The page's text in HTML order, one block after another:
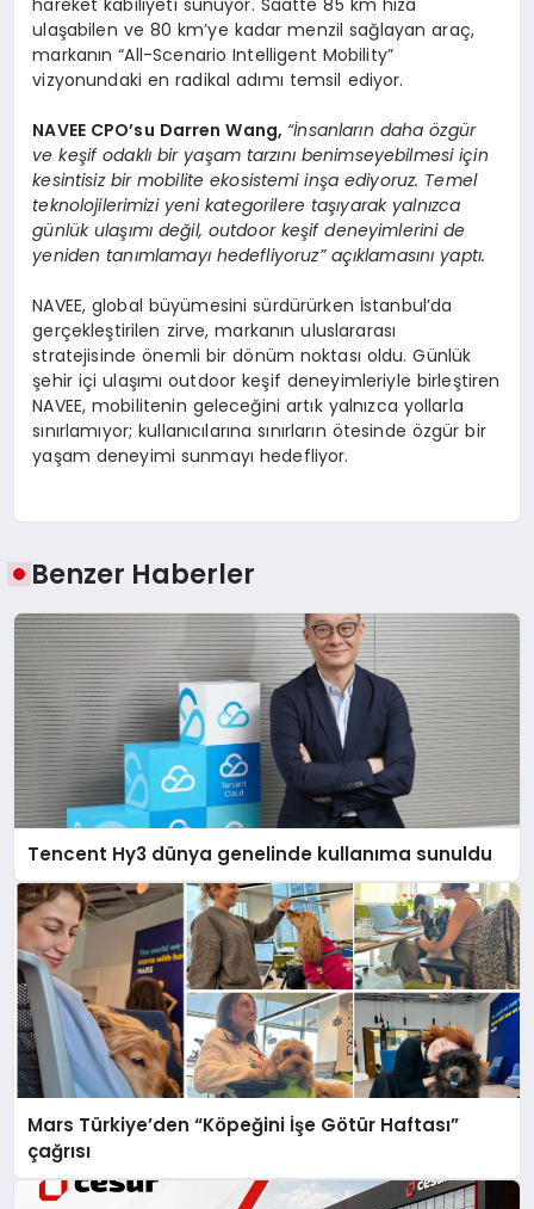
hareket kabiliyeti sunuyor. Saatte 85 km hıza
ulaşabilen ve 80 km’ye kadar menzil sağlayan araç,
markanın “All-Scenario Intelligent Mobility”
vizyonundaki en radikal adımı temsil ediyor.
NAVEE CPO’su Darren Wang, “İnsanların dahaözgür
ve keşif odaklı bir yaşam tarzını benimseyebilmesi için
kesintisiz bir mobilite ekosistemi inşa ediyoruz. Temel
teknolojilerimizi yeni kategorilere taşıyarak yalnızca
günlük ulaşımı değil, outdoor keşif deneyimlerini de
yeniden tanımlamayı hedefliyoruz” açıklamasını yaptı.
NAVEE, global büyümesini sürdürürken İstanbul’da
gerçekleştirilen zirve, markanın uluslararası
stratejisinde önemli bir dönüm noktası oldu. Günlük
şehir içi ulaşımı outdoor keşif deneyimleriyle birleştiren
NAVEE, mobilitenin geleceğini artık yalnızca yollarla
sınırlamıyor; kullanıcılarına sınırların ötesinde özgür bir
yaşam deneyimi sunmayı hedefliyor.
Benzer Haberler
Tencent Hy3 dünya genelinde kullanıma sunuldu
Mars Türkiye’den “Köpeğini İşe Götür Haftası”
çağrısı